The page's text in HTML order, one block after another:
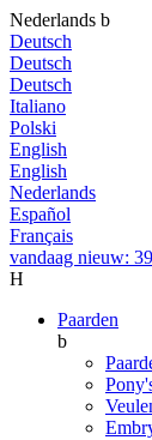
Nederlands b
Deutsch
Deutsch
Deutsch
Italiano
Polski
English
English
Nederlands
Español
Français
vandaag nieuw:
H
Paarden
b